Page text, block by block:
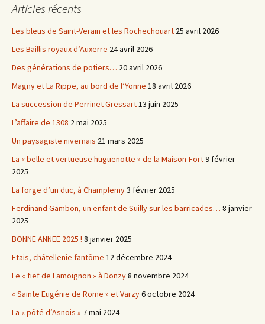
Articles récents
Les bleus de Saint-Verain et les Rochechouart 25 avril 2026
Les Baillis royaux d’Auxerre 24 avril 2026
Des générations de potiers… 20 avril 2026
Magny et La Rippe, au bord de l’Yonne 18 avril 2026
La succession de Perrinet Gressart13 juin 2025
L’affaire de 1308 2 mai 2025
Un paysagiste nivernais 21 mars 2025
La « belle et vertueuse huguenotte » de la Maison-Fort9 février
2025
La forge d’un duc, à Champlemy3 février 2025
Ferdinand Gambon, un enfant de Suilly sur les barricades… 8 janvier
2025
BONNE ANNEE 2025 ! 8 janvier 2025
Etais, châtellenie fantôme 12 décembre 2024
Le « fief de Lamoignon » à Donzy8 novembre 2024
« Sainte Eugénie de Rome » et Varzy6 octobre 2024
La « pôté d’Asnois » 7 mai 2024